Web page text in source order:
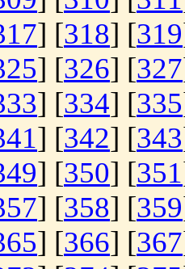
] [318] [319
] [326] [327
] [334] [335
] [342] [343
] [350] [351
] [358] [359
] [366] [367